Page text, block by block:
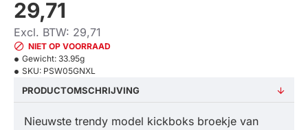
29,71
Excl. BTW: 29,71
NIET OP VOORRAAD
Gewicht: 33.95g
SKU: PSW05GNXL
PRODUCTOMSCHRIJVING
Nieuwste trendy model kickboks broekje van